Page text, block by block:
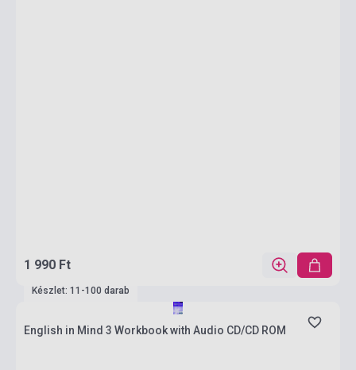
1 990 Ft
Készlet: 11-100 darab
English in Mind 3 Workbook with Audio CD/CD ROM